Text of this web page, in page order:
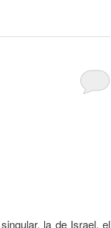
la de Israel, el